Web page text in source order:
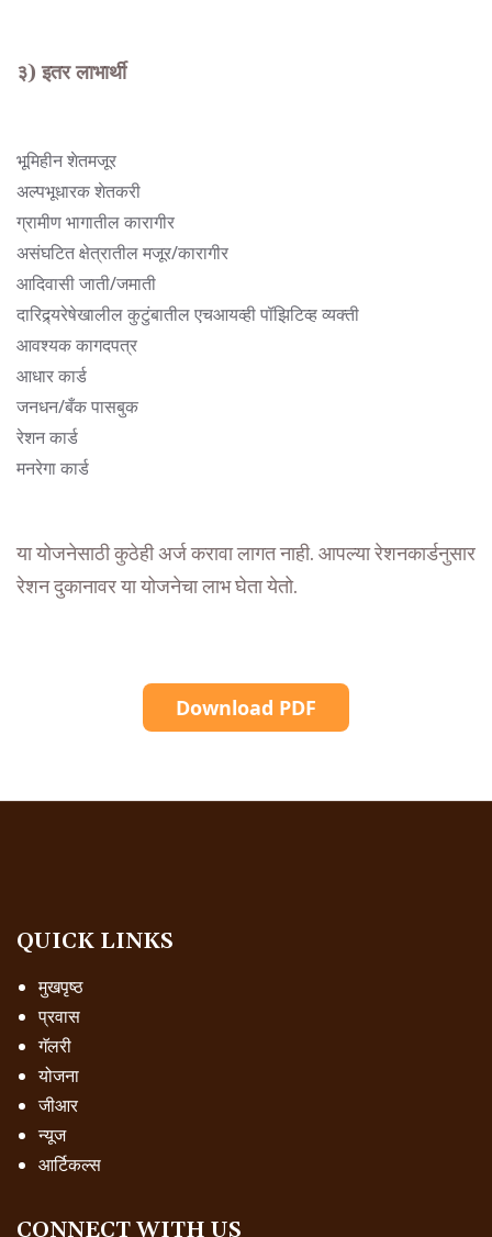
३) इतर लाभार्थी
भूमिहीन शेतमजूर
अल्पभूधारक शेतकरी
ग्रामीण भागातील कारागीर
असंघटित क्षेत्रातील मजूर/कारागीर
आदिवासी जाती/जमाती
दारिद्र्यरेषेखालील कुटुंबातील एचआयव्ही पॉझिटिव्ह व्यक्ती
आवश्यक कागदपत्र
आधार कार्ड
जनधन/बँक पासबुक
रेशन कार्ड
मनरेगा कार्ड
या योजनेसाठी कुठेही अर्ज करावा लागत नाही. आपल्या रेशनकार्डनुसार
रेशन दुकानावर या योजनेचा लाभ घेता येतो.
Download PDF
QUICK LINKS
मुखपृष्ठ
प्रवास
गॅलरी
योजना
जीआर
न्यूज
आर्टिकल्स
CONNECT WITH US